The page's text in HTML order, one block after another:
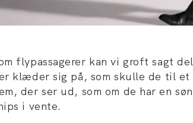
flypassagerer kan vi groft sagt
klæder sig på, som skulle de til
der ser ud, som om de har en
i vente.